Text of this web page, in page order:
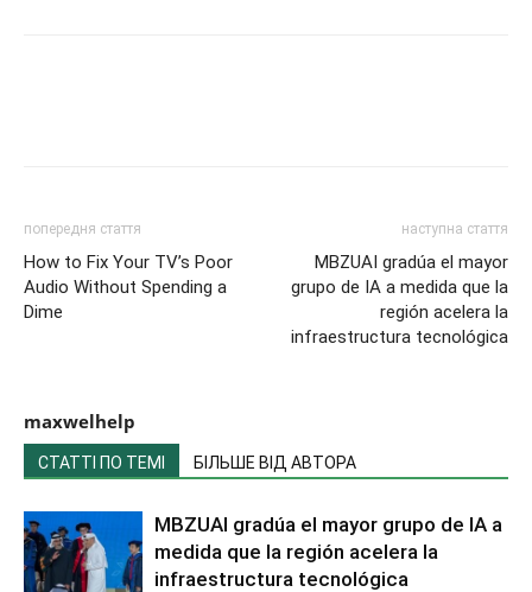
попередня стаття
How to Fix Your TV’s Poor
Audio Without Spending a
Dime
наступна стаття
MBZUAI gradúa el mayor
grupo de IA a medida que la
región acelera la
infraestructura tecnológica
maxwelhelp
СТАТТІ ПО ТЕМІ БІЛЬШЕ ВІД АВТОРА
MBZUAI gradúa el mayor grupo de IA a
medida que la región acelera la
infraestructura tecnológica